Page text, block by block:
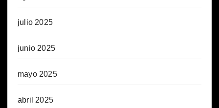
julio 2025
junio 2025
mayo 2025
abril 2025